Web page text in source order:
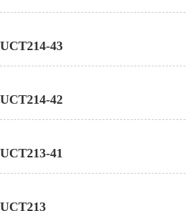
UCT214-43
UCT214-42
UCT213-41
UCT213